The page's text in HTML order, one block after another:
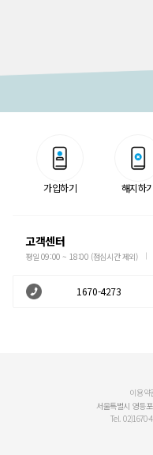
가입하기 해지하기
고객센터
평일 09:00 ~ 18:00 (점심시간 제외)
1670-4273
이용약
서울특별시 영등
Tel. 02)1670-